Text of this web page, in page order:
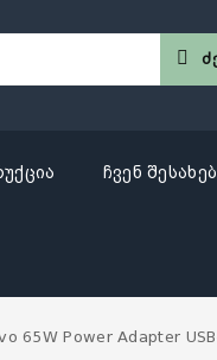
ჩვენ შესახებ
65W Power Adapter